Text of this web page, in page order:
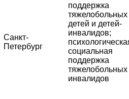
Санкт-
Петербург
поддержка
тяжелобольных
детей и детей-
инвалидов;
социальная
поддержка
тяжелобольных
инвалидов